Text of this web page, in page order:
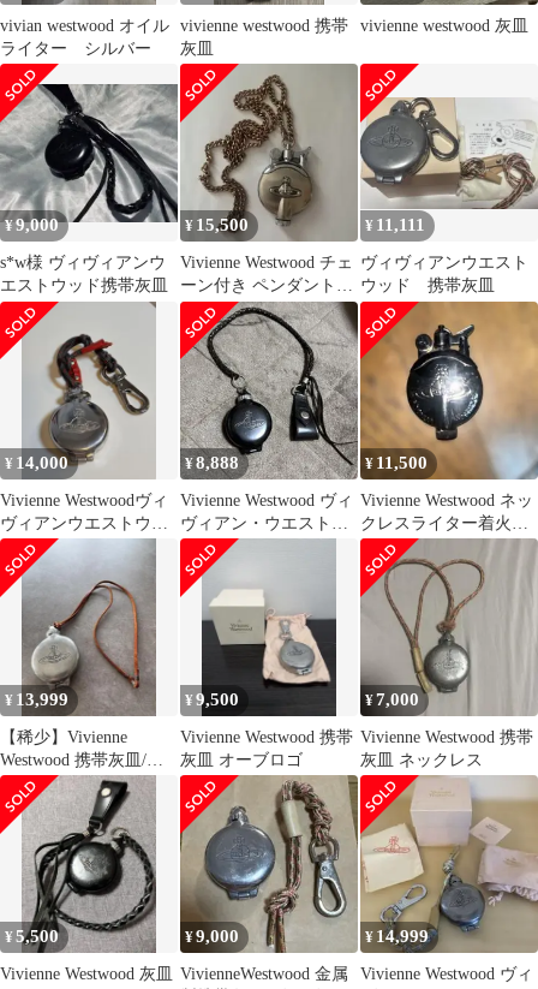
vivian westwood オイル
ライター シルバー
vivienne westwood 携帯
灰皿
vivienne westwood 灰皿
¥9,000
s*w様 ヴィヴィアンウ
エストウッド携帯灰皿
¥ 15,500
Vivienne Westwood チェ
ーン付き ペンダントラ
イター 本体
¥ 11,111
ヴィヴィアンウエスト
ウッド 携帯灰皿
¥ 14,000
Vivienne Westwoodヴィ
ヴィアンウエストウッ
ド携帯灰皿
¥8,888
Vivienne Westwood ヴィ
ヴィアン・ウエストウ
ッド 携帯灰皿
¥ 11,500
Vivienne Westwood ネッ
クレスライター着火確
認済み
¥ 13,999
【稀少】Vivienne
Westwood 携帯灰皿/茶
レザー紐
¥9,500
Vivienne Westwood 携帯
灰皿 オーブロゴ
¥7,000
Vivienne Westwood 携帯
灰皿 ネックレス
¥5,500
Vivienne Westwood 灰皿
¥9,000
VivienneWestwood 金属
¥ 14,999
Vivienne Westwood ヴィ